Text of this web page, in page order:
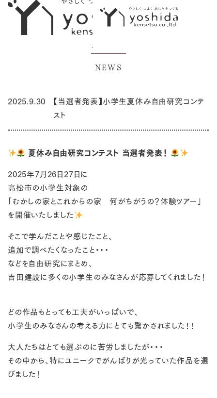
イベント情報
5つのこだわり
モデルハウス
お知らせ
NEWS
2025.9.30
【当選者発表】小学生夏休み自由研究コンテ
スト
夏休み自由研究コンテスト 当選者発表！
2025年7月26日27日に
高松市の小学生対象の
「むかしの家とこれからの家 何がちがうの？体験ツアー」
を開催いたしました
そこで学んだことや感じたこと、
追加で調べたくなったこと・・・
などを自由研究にまとめ、
吉田建設に多くの小学生のみなさんが応募してくれました！
どの作品もとっても工夫がいっぱいで、
小学生のみなさんの考える力にとても驚かされました！！
大人たちはとても選ぶのに苦労しましたが・・・
その中から、特にユニークでがんばりが光っていた作品を選
びました！